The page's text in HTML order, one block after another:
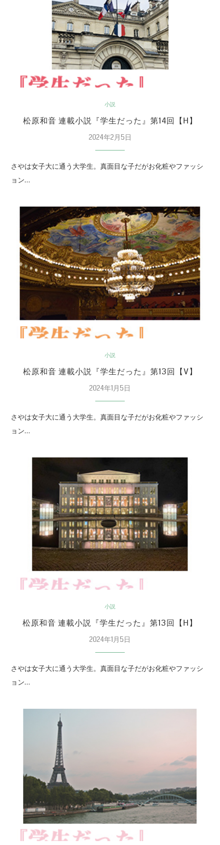
小説
松原和音 連載小説『学生だった』第14回【H】
2024年2月5日
さやは女子大に通う大学生。真面目な子だがお化粧やファッシ
ョン…
小説
松原和音 連載小説『学生だった』第13回【V】
2024年1月5日
さやは女子大に通う大学生。真面目な子だがお化粧やファッシ
ョン…
小説
松原和音 連載小説『学生だった』第13回【H】
2024年1月5日
さやは女子大に通う大学生。真面目な子だがお化粧やファッシ
ョン…